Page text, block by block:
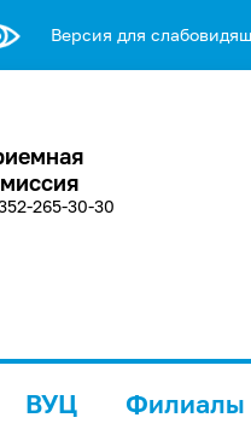
Версия для
265-30-30
ВУЦ Филиалы